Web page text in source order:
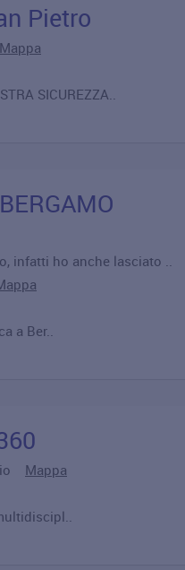
Pietro
Mappa
SICUREZZA..
infatti ho anche lasciato ..
a Ber..
Mappa